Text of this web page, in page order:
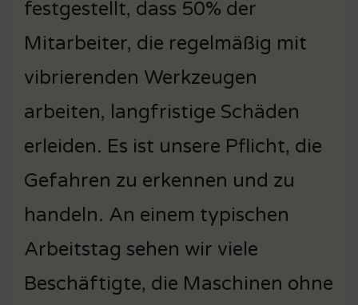
festgestellt, dass 50% der
Mitarbeiter, die regelmäßig mit
vibrierenden Werkzeugen
arbeiten, langfristige Schäden
erleiden. Es ist unsere Pflicht, die
Gefahren zu erkennen und zu
handeln. An einem typischen
Arbeitstag sehen wir viele
Beschäftigte, die Maschinen ohne